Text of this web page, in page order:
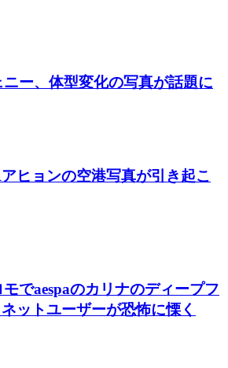
ー、体型変化の写真が話題に
ヒョンの空港写真が引き起こ
でaespaのカリナのディープフ
ットユーザーが恐怖に慄く